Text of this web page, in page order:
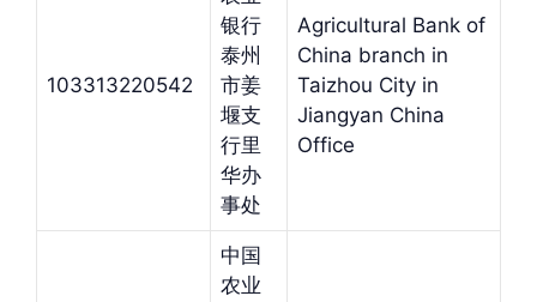
103313220542
银行
泰州
市姜
堰支
行里
华办
事处
Agricultural Bank of
China branch in
Taizhou City in
Jiangyan China
Office
中国
农业